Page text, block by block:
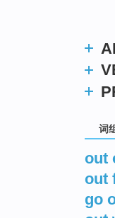
词
out
out
go